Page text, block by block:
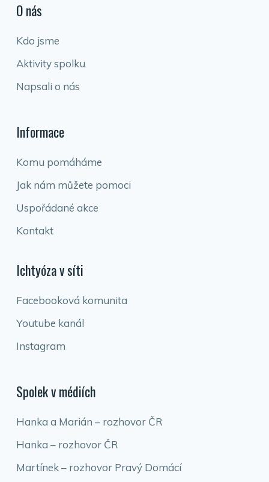
O nás
Kdo jsme
Aktivity spolku
Napsali o nás
Informace
Komu pomáháme
Jak nám můžete pomoci
Uspořádané akce
Kontakt
Ichtyóza v síti
Facebooková komunita
Youtube kanál
Instagram
Spolek v médiích
Hanka a Marián – rozhovor ČR
Hanka – rozhovor ČR
Martínek – rozhovor Pravý Domácí